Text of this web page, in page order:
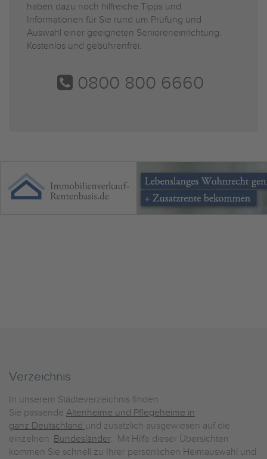
haben dazu noch hilfreiche Tipps und
Informationen für Sie rund um Prüfung und
Auswahl einer geeigneten Senioreneinrichtung.
Kostenlos und gebührenfrei.
0800 800 6660
Verzeichnis
In unserem Städteverzeichnis finden
Sie passende Altenheime und Pflegeheime in
ganz Deutschland und zusätzlich ausgewiesen auf die
einzelnen Bundesländer. Mit Hilfe dieser Übersichten
kommen Sie schnell zu Ihrer persönlichen Heimauswahl und